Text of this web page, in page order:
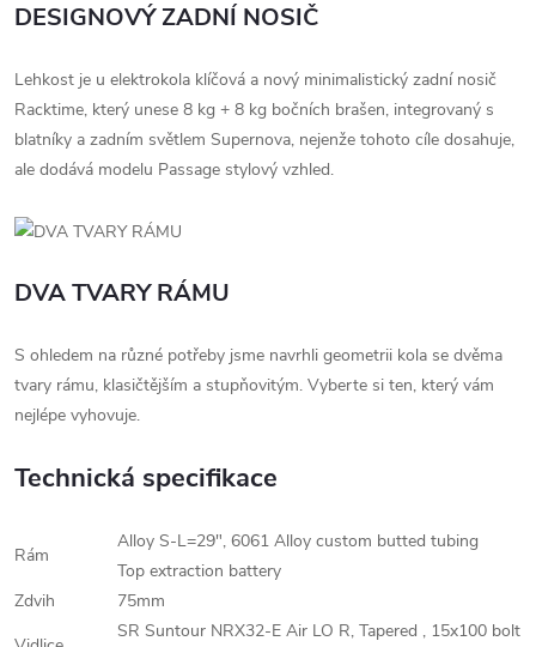
DESIGNOVÝ ZADNÍ NOSIČ
Lehkost je u elektrokola klíčová a nový minimalistický zadní nosič
Racktime, který unese 8 kg + 8 kg bočních brašen, integrovaný s
blatníky a zadním světlem Supernova, nejenže tohoto cíle dosahuje,
ale dodává modelu Passage stylový vzhled.
DVA TVARY RÁMU
S ohledem na různé potřeby jsme navrhli geometrii kola se dvěma
tvary rámu, klasičtějším a stupňovitým. Vyberte si ten, který vám
nejlépe vyhovuje.
Technická specifikace
Rám
Alloy S-L=29", 6061 Alloy custom butted tubing
Top extraction battery
Zdvih
75mm
SR Suntour NRX32-E Air LO R, Tapered , 15x100 bolt